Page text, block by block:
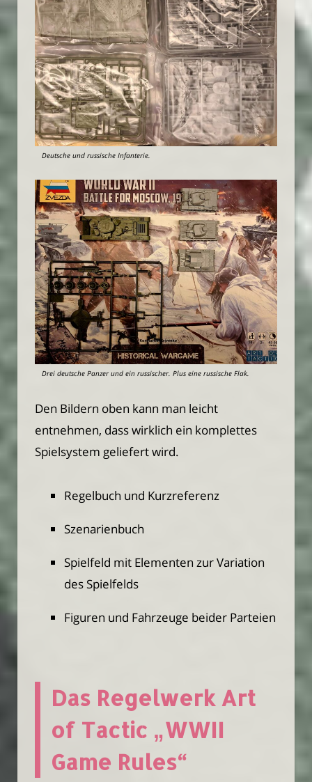
Deutsche und russische Infanterie.
Drei deutsche Panzer und ein russischer. Plus eine russische Flak.
Den Bildern oben kann man leicht
entnehmen, dass wirklich ein komplettes
Spielsystem geliefert wird.
Regelbuch und Kurzreferenz
Szenarienbuch
Spielfeld mit Elementen zur Variation
des Spielfelds
Figuren und Fahrzeuge beider Parteien
Das Regelwerk Art
of Tactic „WWII
Game Rules“